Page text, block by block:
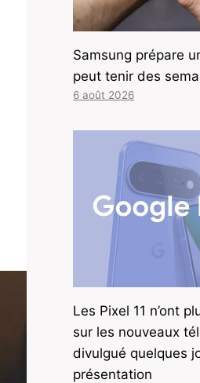
Samsung prépare
peut tenir des
6 août 2026
Les Pixel 11 n’ont
sur les nouveaux
divulgué quelques
présentation